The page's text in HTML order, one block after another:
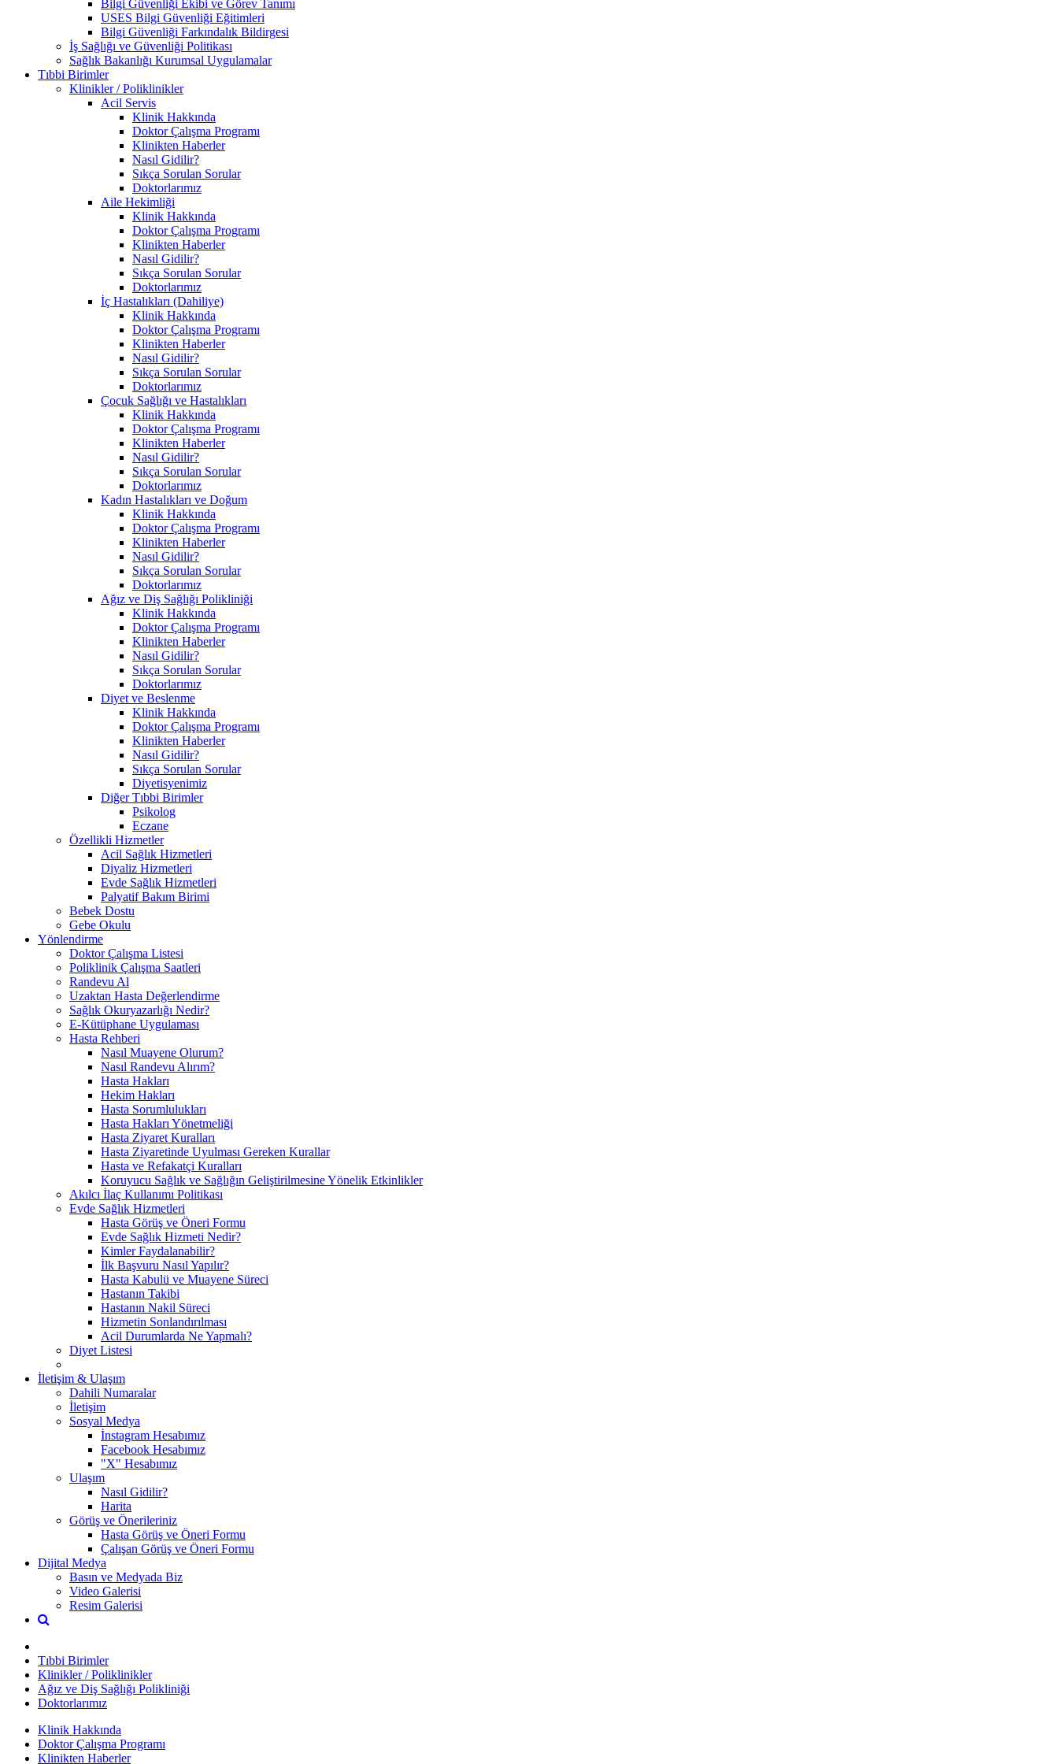
Bilgi Güvenliği Ekibi ve Görev Tanımı
USES Bilgi Güvenliği Eğitimleri
Bilgi Güvenliği Farkındalık Bildirgesi
İş Sağlığı ve Güvenliği Politikası
Sağlık Bakanlığı Kurumsal Uygulamalar
Tıbbi Birimler
Klinikler / Poliklinikler
Acil Servis
Klinik Hakkında
Doktor Çalışma Programı
Klinikten Haberler
Nasıl Gidilir?
Sıkça Sorulan Sorular
Doktorlarımız
Aile Hekimliği
Klinik Hakkında
Doktor Çalışma Programı
Klinikten Haberler
Nasıl Gidilir?
Sıkça Sorulan Sorular
Doktorlarımız
İç Hastalıkları (Dahiliye)
Klinik Hakkında
Doktor Çalışma Programı
Klinikten Haberler
Nasıl Gidilir?
Sıkça Sorulan Sorular
Doktorlarımız
Çocuk Sağlığı ve Hastalıkları
Klinik Hakkında
Doktor Çalışma Programı
Klinikten Haberler
Nasıl Gidilir?
Sıkça Sorulan Sorular
Doktorlarımız
Kadın Hastalıkları ve Doğum
Klinik Hakkında
Doktor Çalışma Programı
Klinikten Haberler
Nasıl Gidilir?
Sıkça Sorulan Sorular
Doktorlarımız
Ağız ve Diş Sağlığı Polikliniği
Klinik Hakkında
Doktor Çalışma Programı
Klinikten Haberler
Nasıl Gidilir?
Sıkça Sorulan Sorular
Doktorlarımız
Diyet ve Beslenme
Klinik Hakkında
Doktor Çalışma Programı
Klinikten Haberler
Nasıl Gidilir?
Sıkça Sorulan Sorular
Diyetisyenimiz
Diğer Tıbbi Birimler
Psikolog
Eczane
Özellikli Hizmetler
Acil Sağlık Hizmetleri
Diyaliz Hizmetleri
Evde Sağlık Hizmetleri
Palyatif Bakım Birimi
Bebek Dostu
Gebe Okulu
Yönlendirme
Doktor Çalışma Listesi
Poliklinik Çalışma Saatleri
Randevu Al
Uzaktan Hasta Değerlendirme
Sağlık Okuryazarlığı Nedir?
E-Kütüphane Uygulaması
Hasta Rehberi
Nasıl Muayene Olurum?
Nasıl Randevu Alırım?
Hasta Hakları
Hekim Hakları
Hasta Sorumlulukları
Hasta Hakları Yönetmeliği
Hasta Ziyaret Kuralları
Hasta Ziyaretinde Uyulması Gereken Kurallar
Hasta ve Refakatçi Kuralları
Koruyucu Sağlık ve Sağlığın Geliştirilmesine Yönelik Etkinlikler
Akılcı İlaç Kullanımı Politikası
Evde Sağlık Hizmetleri
Hasta Görüş ve Öneri Formu
Evde Sağlık Hizmeti Nedir?
Kimler Faydalanabilir?
İlk Başvuru Nasıl Yapılır?
Hasta Kabulü ve Muayene Süreci
Hastanın Takibi
Hastanın Nakil Süreci
Hizmetin Sonlandırılması
Acil Durumlarda Ne Yapmalı?
Diyet Listesi
İletişim & Ulaşım
Dahili Numaralar
İletişim
Sosyal Medya
İnstagram Hesabımız
Facebook Hesabımız
"X" Hesabımız
Ulaşım
Nasıl Gidilir?
Harita
Görüş ve Önerileriniz
Hasta Görüş ve Öneri Formu
Çalışan Görüş ve Öneri Formu
Dijital Medya
Basın ve Medyada Biz
Video Galerisi
Resim Galerisi
Tıbbi Birimler
Klinikler / Poliklinikler
Ağız ve Diş Sağlığı Polikliniği
Doktorlarımız
Klinik Hakkında
Doktor Çalışma Programı
Klinikten Haberler